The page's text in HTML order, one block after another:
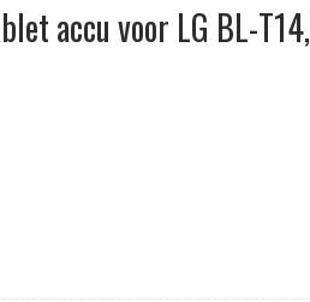
accu voor LG BL-